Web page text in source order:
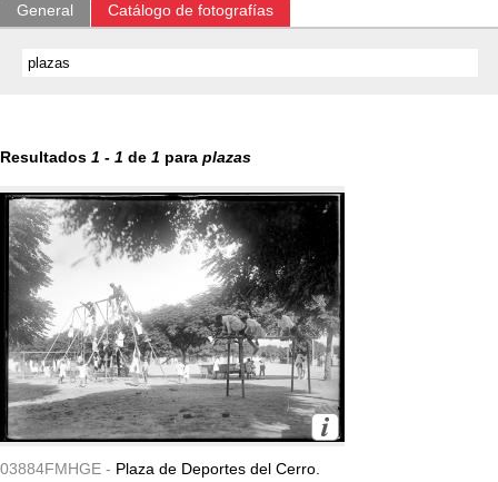
General Catálogo de fotografías
Resultados 1 - 1 de 1 para plazas
03884FMHGE - Plaza de Deportes del Cerro.